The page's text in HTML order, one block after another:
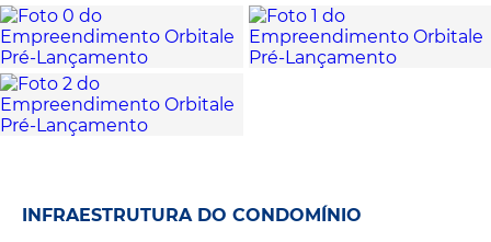
INFRAESTRUTURA DO CONDOMÍNIO